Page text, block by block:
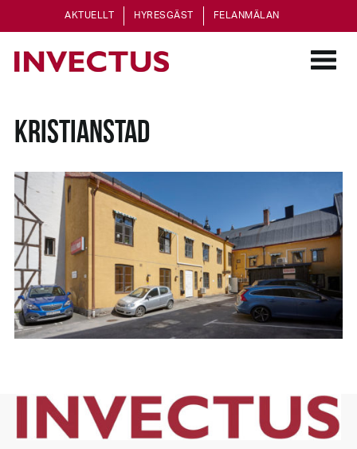
AKTUELLT HYRESGÄST FELANMÄLAN
KRISTIANSTAD